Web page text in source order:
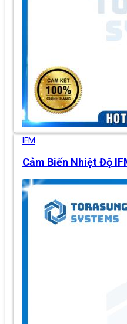
IFM
Cảm Biến Nhiệt Độ